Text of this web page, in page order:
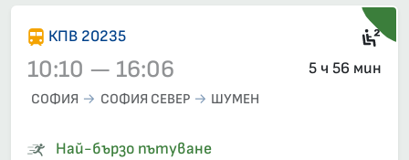
КПВ 20235
10:10 — 16:06 5 ч 56 мин
СОФИЯ СОФИЯ СЕВЕР ШУМЕН
Най-бързо пътуване